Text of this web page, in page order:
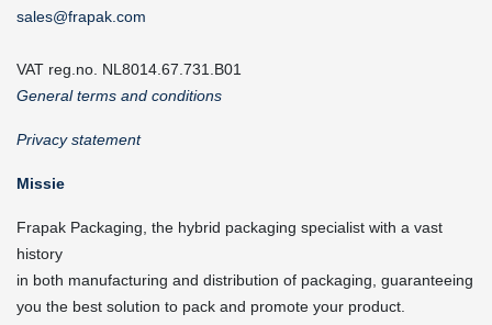
sales@frapak.com
VAT reg.no. NL8014.67.731.B01
General terms and conditions
Privacy statement
Missie
Frapak Packaging, the hybrid packaging specialist with a vast
history
in both manufacturing and distribution of packaging, guaranteeing
you the best solution to pack and promote your product.